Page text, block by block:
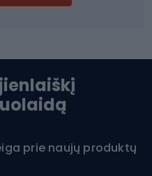
prie naujų produktų